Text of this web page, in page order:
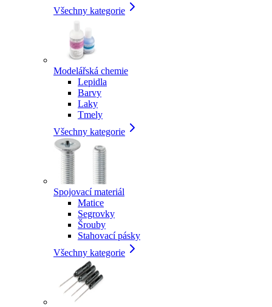
Všechny kategorie
Modelářská chemie
Lepidla
Barvy
Laky
Tmely
Všechny kategorie
Spojovací materiál
Matice
Segrovky
Šrouby
Stahovací pásky
Všechny kategorie